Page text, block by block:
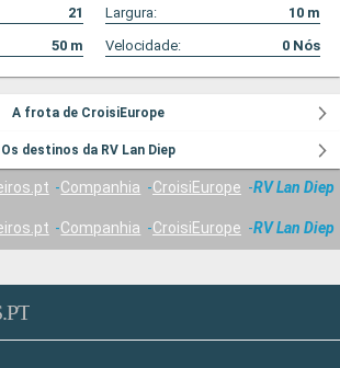
21 Largura: 10 m
50 m Velocidade: 0 Nós
A frota de CroisiEurope
Os destinos da RV Lan Diep
Companhia CroisiEurope RV Lan Diep
Companhia CroisiEurope RV Lan Diep